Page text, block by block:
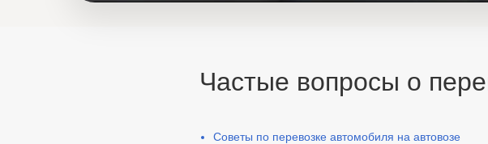
Частые вопросы о
Советы по перевозке автомобиля на автовозе